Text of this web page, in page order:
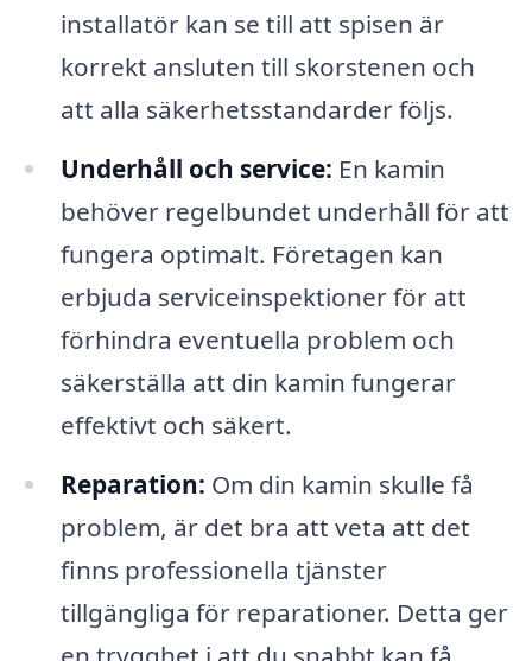
installatör kan se till att spisen är
korrekt ansluten till skorstenen och
att alla säkerhetsstandarder följs.
Underhåll och service: En kamin
behöver regelbundet underhåll för att
fungera optimalt. Företagen kan
erbjuda serviceinspektioner för att
förhindra eventuella problem och
säkerställa att din kamin fungerar
effektivt och säkert.
Reparation: Om din kamin skulle få
problem, är det bra att veta att det
finns professionella tjänster
tillgängliga för reparationer. Detta ger